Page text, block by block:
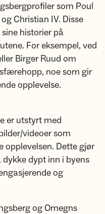
som Poul
Christian IV. Disse
historier på
For eksempel, ved
Birger Ruud om
noe som gir
opplevelse.
er utstyrt med
videoer som
opplevelsen. Dette gjør
dypt inn i byens
og
og Omegns